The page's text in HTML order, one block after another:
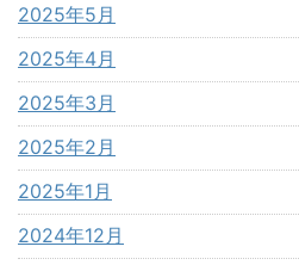
2025年5月
2025年4月
2025年3月
2025年2月
2025年1月
2024年12月